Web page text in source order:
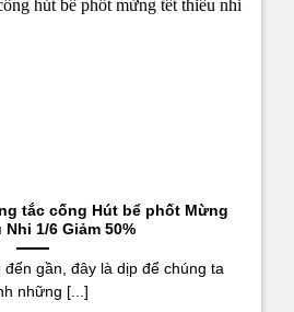
tắc cống Hút bể phốt Mừng
1/6 Giảm 50%
gần, đây là dịp để chúng ta
những [...]